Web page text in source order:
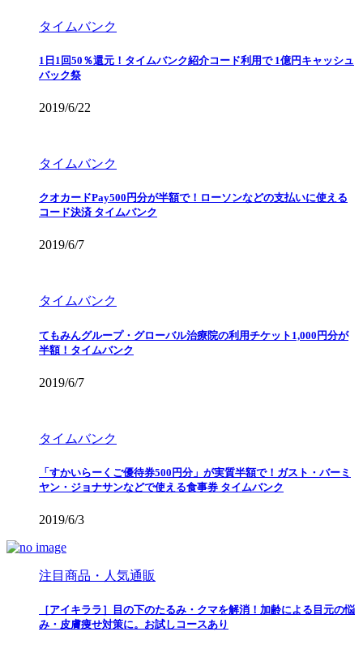
タイムバンク
1日1回50％還元！タイムバンク紹介コード利用で 1億円キャッシュ
バック祭
2019/6/22
タイムバンク
クオカードPay500円分が半額で！ローソンなどの支払いに使える
コード決済 タイムバンク
2019/6/7
タイムバンク
てもみんグループ・グローバル治療院の利用チケット1,000円分が
半額！タイムバンク
2019/6/7
タイムバンク
「すかいらーくご優待券500円分」が実質半額で！ガスト・バーミ
ヤン・ジョナサンなどで使える食事券 タイムバンク
2019/6/3
注目商品・人気通販
［アイキララ］目の下のたるみ・クマを解消！加齢による目元の悩
み・皮膚痩せ対策に。お試しコースあり